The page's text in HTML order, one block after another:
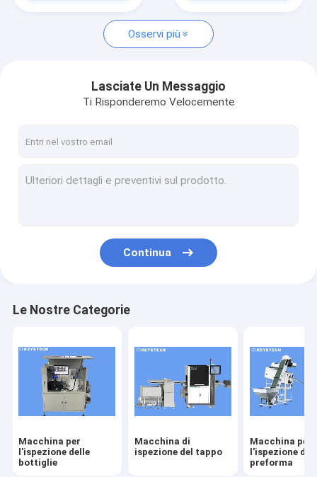
Macchina per l'ispezione delle bottiglie
Macchina per l'ispezione della preforma
Macchina di ispezione IML
Osservi più
Lasciate Un Messaggio
Ti Risponderemo Velocemente
Continua
Le Nostre Categorie
Macchina per
l'ispezione delle
bottiglie
Macchina di
ispezione del tappo
Macchina per
l'ispezione
preforma